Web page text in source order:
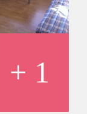
ruimte voor
en netjes.
+ 1